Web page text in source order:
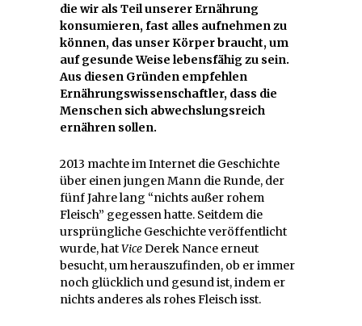
die wir als Teil unserer Ernährung
konsumieren, fast alles aufnehmen zu
können, das unser Körper braucht, um
auf gesunde Weise lebensfähig zu sein.
Aus diesen Gründen empfehlen
Ernährungswissenschaftler, dass die
Menschen sich abwechslungsreich
ernähren sollen.
2013 machte im Internet die Geschichte
über einen jungen Mann die Runde, der
fünf Jahre lang “nichts außer rohem
Fleisch” gegessen hatte. Seitdem die
ursprüngliche Geschichte veröffentlicht
wurde, hatViceDerek Nance erneut
besucht, um herauszufinden, ob er immer
noch glücklich und gesund ist, indem er
nichts anderes als rohes Fleisch isst.